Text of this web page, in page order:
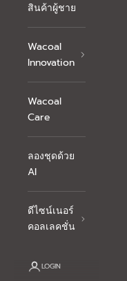
สินค้าผู้ชาย
Wacoal
Innovation
Wacoal
Care
ลองชุดด้วย
AI
ดีไซน์เนอร์
คอลเลคชั่น
LOGIN